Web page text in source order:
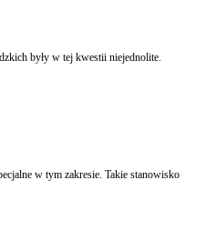
były w tej kwestii niejednolite.